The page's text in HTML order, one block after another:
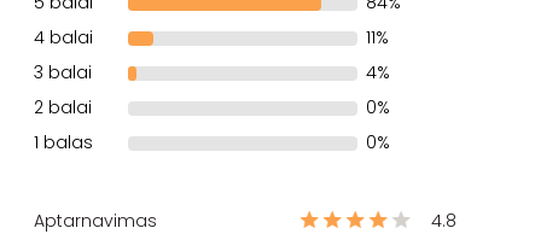
4 balai
11%
3 balai
4%
2 balai
0%
1 balas
0%
Aptarnavimas
4.8